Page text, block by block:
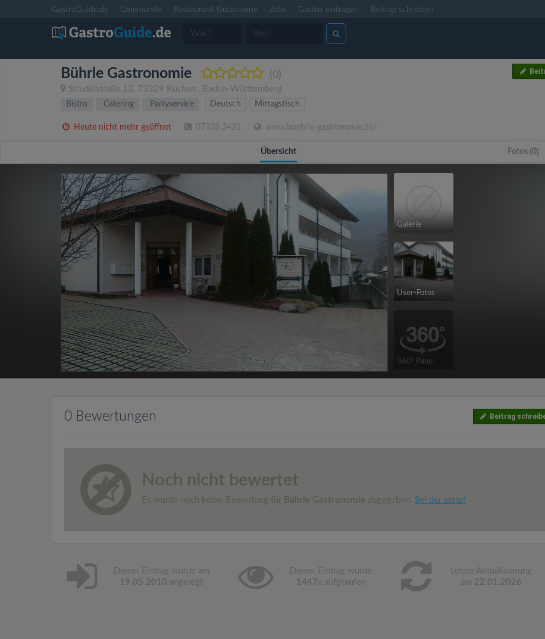
GastroGuide.de Community Restaurant-Gutscheine Jobs Gastro eintragen Beitrag schreiben
Bührle Gastronomie (0)
Strudelstraße 13, 73329 Kuchen , Baden-Württemberg
Bistro
Catering Partyservice Deutsch Mittagstisch
Heute nicht mehr geöffnet 07338 3431 www.buehrle-gastronomie.de/
Übersicht Fotos (0)
Galerie
User-Fotos
360° Pano
0 Bewertungen Beitrag
Noch nicht bewertet
Es wurde noch keine Bewertung für Bührle Gastronomie abgegeben. Sei der erste!
Dieser Eintrag wurde am
19.05.2010 angelegt
Dieser Eintrag wurde
1447x aufgerufen
Letzte Aktualisierung
am 22.01.2026